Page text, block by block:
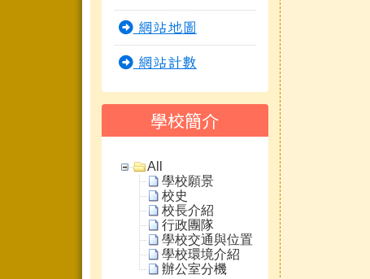
網站地圖
網站計數
學校簡介
All
學校願景
校史
校長介紹
行政團隊
學校交通與位置
學校環境介紹
辦公室分機